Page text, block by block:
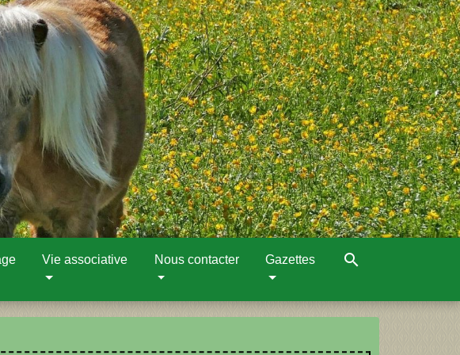
Vie associative Nous contacter Gazettes search